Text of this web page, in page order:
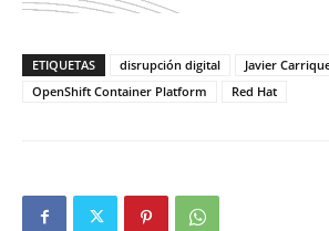
ETIQUETAS disrupción digital
Javier
OpenShift Container Platform
Red Hat